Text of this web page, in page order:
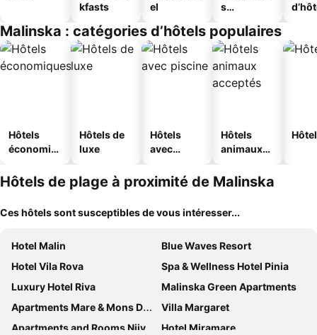
kfasts
el
s
s
Malinska : catégories d’hôtels populaires
Hôtels
économiq
Hôtels de
luxe
Hôtels
avec
Hôtels
animaux
Hôtels de plage à proximité de Malinska
Ces hôtels sont susceptibles de vous intéresser...
Hotel Malin
Blue Waves Resort
Hotel Vila Rova
Spa & Wellness Hotel Pinia
Luxury Hotel Riva
Malinska Green Apartments
Apartments Mare & Mons Deluxe
Villa Margaret
Apartments and Rooms Njivice
Hotel Miramare